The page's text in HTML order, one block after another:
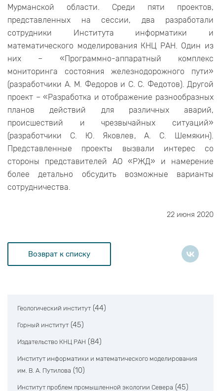
Мурманской области. Среди пяти проектов,
представленных на сессии, два разработали
сотрудники Института информатики и
математического моделирования КНЦ РАН. Один из
них – «Программно-аппаратный комплекс
мониторинга состояния железнодорожного пути»
(разработчики А. М. Федоров и С. С. Федотов). Другой
проект – «Разработка и отображение разнообразных
планов действий для различных аварий,
происшествий и чрезвычайных ситуаций»
(разработчики С. Ю. Яковлев, А. С. Шемякин).
Представленные проекты вызвали интерес со
стороны представителей АО «РЖД» и намерение
более детально обсудить возможные варианты
сотрудничества.
22 июня 2020
Возврат к списку
Геологический институт (44)
Горный институт (45)
Издательство КНЦ РАН (84)
Институт информатики и математического моделирования
им. В. А. Путилова (10)
Институт проблем промышленной экологии Севера (45)